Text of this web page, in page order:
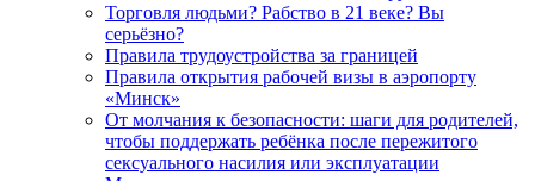
Торговля людьми? Рабство в 21 веке? Вы
серьёзно?
Правила трудоустройства за границей
Правила открытия рабочей визы в аэропорту
«Минск»
От молчания к безопасности: шаги для родителей,
чтобы поддержать ребёнка после пережитого
сексуального насилия или эксплуатации